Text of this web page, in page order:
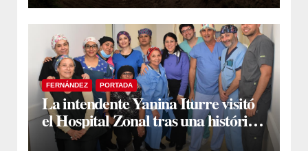
FERNÁNDEZ PORTADA
La intendente Yanina Iturre visitó
el Hospital Zonal tras una histórica
jornada de intervenciones